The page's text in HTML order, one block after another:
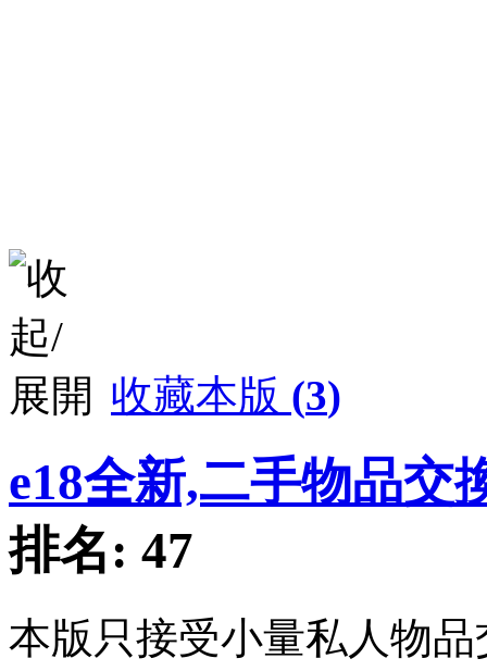
收藏本版 (3)
e18全新,二手物品交
排名: 47
本版只接受小量私人物